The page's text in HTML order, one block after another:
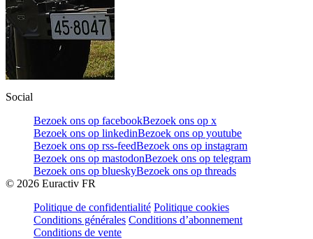
Social
Bezoek ons op facebookBezoek ons op x
Bezoek ons op linkedinBezoek ons op youtube
Bezoek ons op rss-feedBezoek ons op instagram
Bezoek ons op mastodonBezoek ons op telegram
Bezoek ons op blueskyBezoek ons op threads
© 2026 Euractiv FR
Politique de confidentialité Politique cookies
Conditions générales Conditions d’abonnement
Conditions de vente